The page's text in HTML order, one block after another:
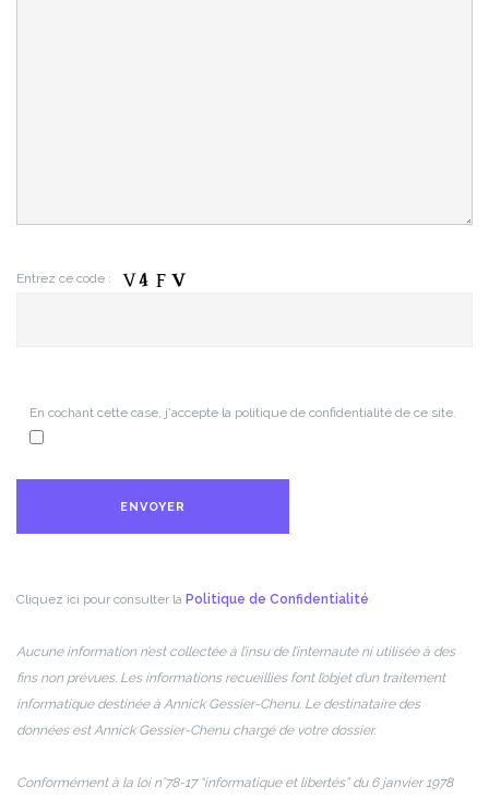
Entrez ce code :
En cochant cette case, j'accepte la politique de confidentialité de ce site.
Cliquez ici pour consulter la Politique de Confidentialité
Aucune information n’est collectée à l’insu de l’internaute ni utilisée à des
fins non prévues. Les informations recueillies font l’objet d’un traitement
informatique destinée à Annick Gessier-Chenu. Le destinataire des
données est Annick Gessier-Chenu chargé de votre dossier.
Conformément à la loi n°78-17 “informatique et libertés” du 6 janvier 1978